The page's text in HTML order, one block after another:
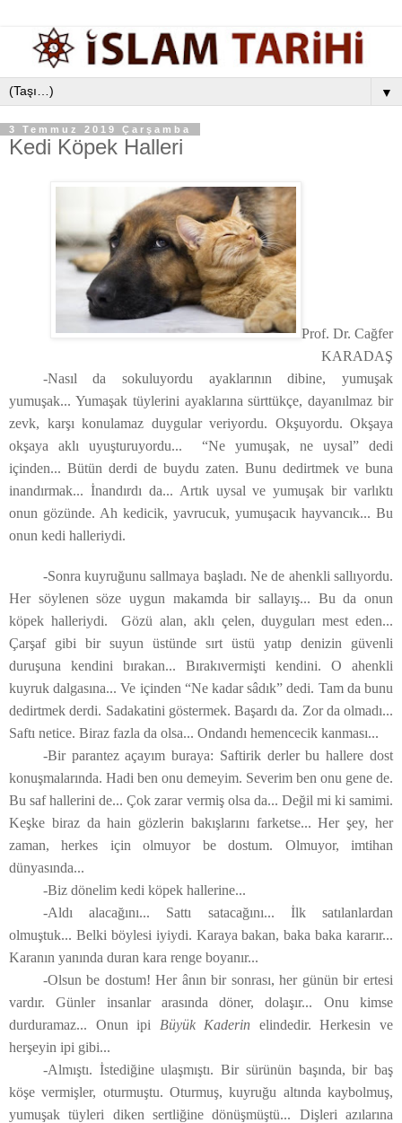
▼
3 Temmuz 2019 Çarşamba
Kedi Köpek Halleri
Prof. Dr. Cağfer
KARADAŞ
-Nasıl da sokuluyordu ayaklarının dibine, yumuşak
yumuşak... Yumaşak tüylerini ayaklarına sürttükçe, dayanılmaz bir
zevk, karşı konulamaz duygular veriyordu. Okşuyordu. Okşaya
okşaya aklı uyuşturuyordu... “Ne yumuşak, ne uysal” dedi
içinden... Bütün derdi de buydu zaten. Bunu dedirtmek ve buna
inandırmak... İnandırdı da... Artık uysal ve yumuşak bir varlıktı
onun gözünde. Ah kedicik, yavrucuk, yumuşacık hayvancık... Bu
onun kedi halleriydi.
-Sonra kuyruğunu sallmaya başladı. Ne de ahenkli sallıyordu.
Her söylenen söze uygun makamda bir sallayış... Bu da onun
köpek halleriydi. Gözü alan, aklı çelen, duyguları mest eden...
Çarşaf gibi bir suyun üstünde sırt üstü yatıp denizin güvenli
duruşuna kendini bırakan... Bırakıvermişti kendini. O ahenkli
kuyruk dalgasına... Ve içinden “Ne kadar sâdık” dedi. Tam da bunu
dedirtmek derdi. Sadakatini göstermek. Başardı da. Zor da olmadı...
Saftı netice. Biraz fazla da olsa... Ondandı hemencecik kanması...
-Bir parantez açayım buraya: Saftirik derler bu hallere dost
konuşmalarında. Hadi ben onu demeyim. Severim ben onu gene de.
Bu saf hallerini de... Çok zarar vermiş olsa da... Değil mi ki samimi.
Keşke biraz da hain gözlerin bakışlarını farketse... Her şey, her
zaman, herkes için olmuyor be dostum. Olmuyor, imtihan
dünyasında...
-Biz dönelim kedi köpek hallerine...
-Aldı alacağını... Sattı satacağını... İlk satılanlardan
olmuştuk... Belki böylesi iyiydi. Karaya bakan, baka baka kararır...
Karanın yanında duran kara renge boyanır...
-Olsun be dostum! Her ânın bir sonrası, her günün bir ertesi
vardır. Günler insanlar arasında döner, dolaşır... Onu kimse
durduramaz... Onun ipi Büyük Kaderin elindedir. Herkesin ve
herşeyin ipi gibi...
-Almıştı. İstediğine ulaşmıştı. Bir sürünün başında, bir baş
köşe vermişler, oturmuştu. Oturmuş, kuyruğu altında kaybolmuş,
yumuşak tüyleri diken sertliğine dönüşmüştü... Dişleri azılarına